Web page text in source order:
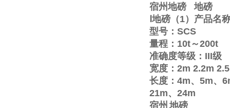
宿州地磅
地磅
地磅（1）产品名
型号： SCS
量程： 10t～200t
准确度等级： III级
宽度： 2m 2.2m
长度： 4m、 5m、
21m、 24m
宿州 地磅